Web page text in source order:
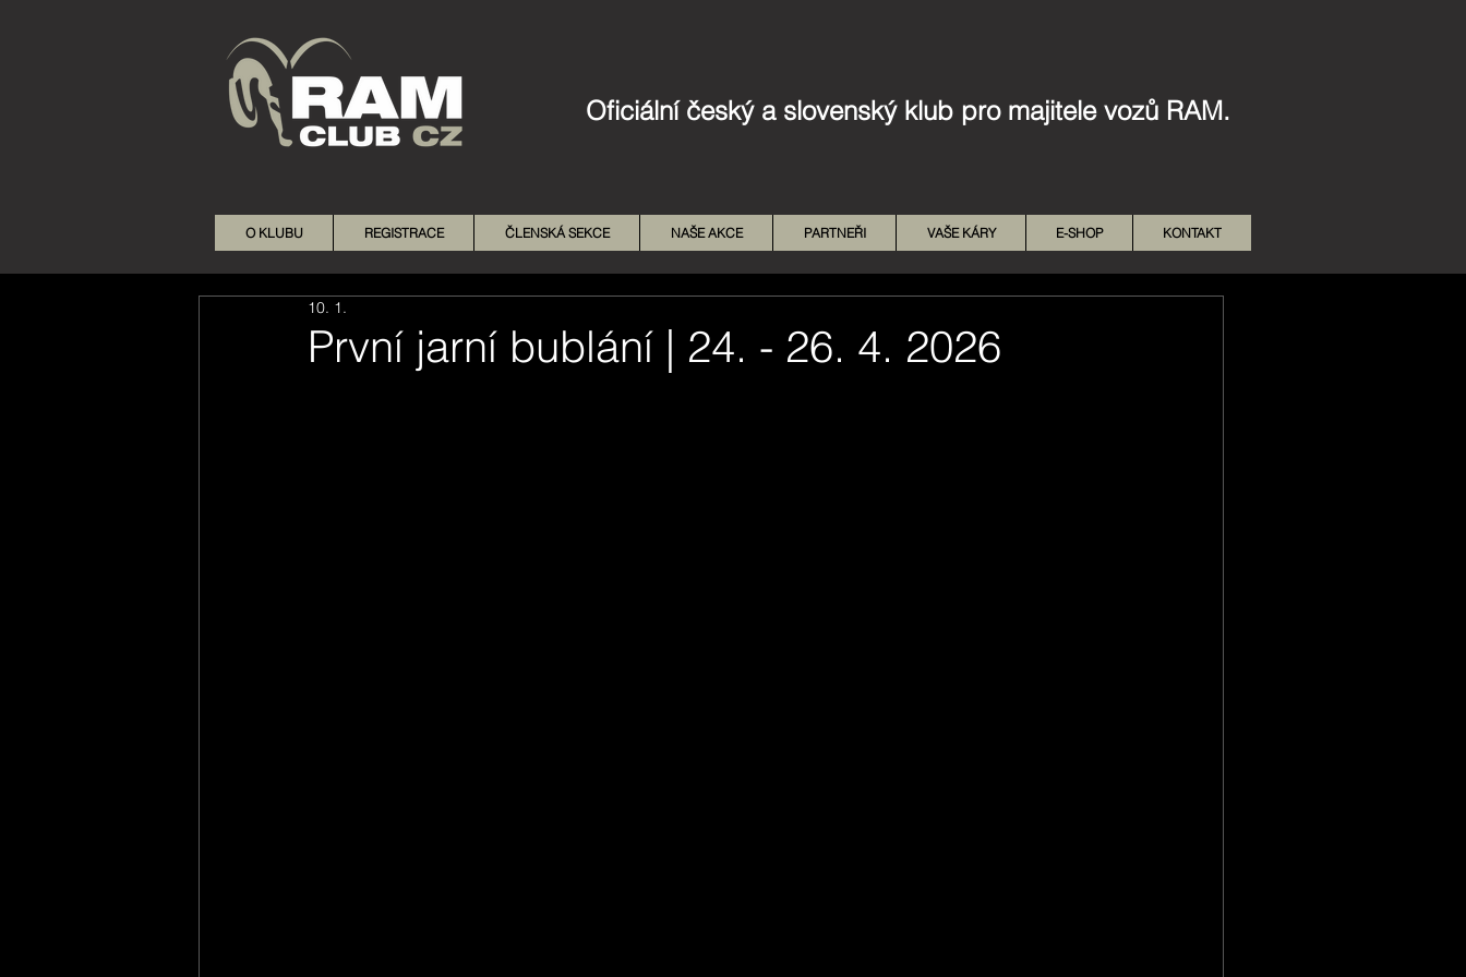
Oficiální český a slovenský klub pro majitele vozů RAM.
O KLUBU REGISTRACE ČLENSKÁ SEKCE NAŠE AKCE PARTNEŘI VAŠE KÁRY E-SHOP KONTAKT
První jarní bublání | 24. - 26. 4. 2026
10. 1.